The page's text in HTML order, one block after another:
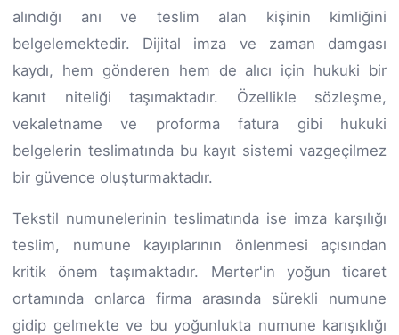
alındığı anı ve teslim alan kişinin kimliğini
belgelemektedir. Dijital imza ve zaman damgası
kaydı, hem gönderen hem de alıcı için hukuki bir
kanıt niteliği taşımaktadır. Özellikle sözleşme,
vekaletname ve proforma fatura gibi hukuki
belgelerin teslimatında bu kayıt sistemi vazgeçilmez
bir güvence oluşturmaktadır.
Tekstil numunelerinin teslimatında ise imza karşılığı
teslim, numune kayıplarının önlenmesi açısından
kritik önem taşımaktadır. Merter'in yoğun ticaret
ortamında onlarca firma arasında sürekli numune
gidip gelmekte ve bu yoğunlukta numune karışıklığı